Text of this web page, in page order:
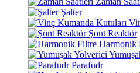
Şalter
Şönt Reaktör
Harmonik
Parafudr